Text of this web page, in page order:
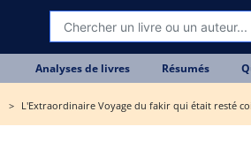
Analyses de livres Résumés
L'Extraordinaire Voyage du fakir qui était resté